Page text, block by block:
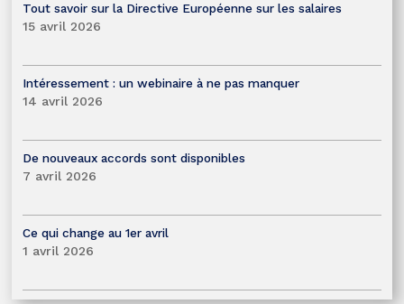
Tout savoir sur la Directive Européenne sur les salaires
15 avril 2026
Intéressement : un webinaire à ne pas manquer
14 avril 2026
De nouveaux accords sont disponibles
7 avril 2026
Ce qui change au 1er avril
1 avril 2026